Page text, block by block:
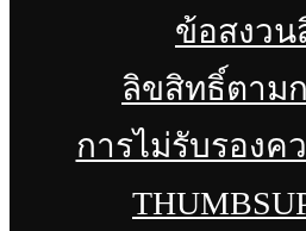
ข้อสงวน
ลิขสิทธิ์ตาม
การไม่รับรองค